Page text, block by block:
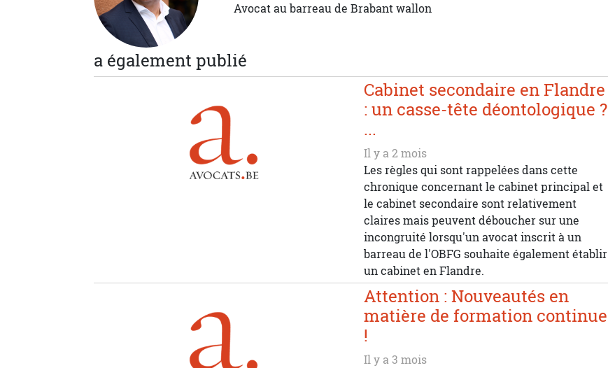
Avocat au barreau de Brabant wallon
a également publié
Cabinet secondaire en Flandre
: un casse-tête déontologique ?
...
Il y a 2 mois
Les règles qui sont rappelées dans cette
chronique concernant le cabinet principal et
le cabinet secondaire sont relativement
claires mais peuvent déboucher sur une
incongruité lorsqu'un avocat inscrit à un
barreau de l'OBFG souhaite également établir
un cabinet en Flandre.
Attention : Nouveautés en
matière de formation continue
!
Il y a 3 mois